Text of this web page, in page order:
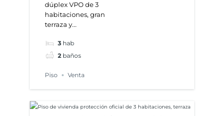
dúplex VPO de 3
habitaciones, gran
terraza y...
3 hab
2 baños
Piso Venta